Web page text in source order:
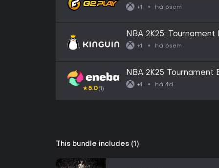
XBOX One / Xbox
+1 há 6sem
NBA 2K25: Tournament
XBOX One / Xbox
+1 há 6sem
★5.0(1)
NBA 2K25 Tournament
+1 há 4d
This bundle includes (1)